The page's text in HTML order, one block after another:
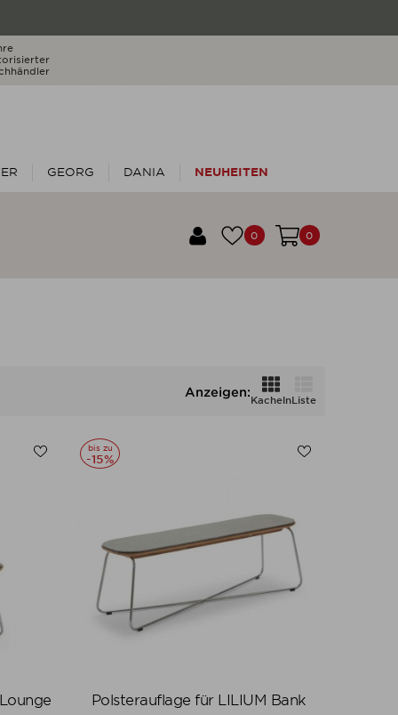
GEORG DANIA NEUHEITEN
0 0
Anzeigen:
KachelnListe
bis zu
-15%
Polsterauflage für LILIUM Bank